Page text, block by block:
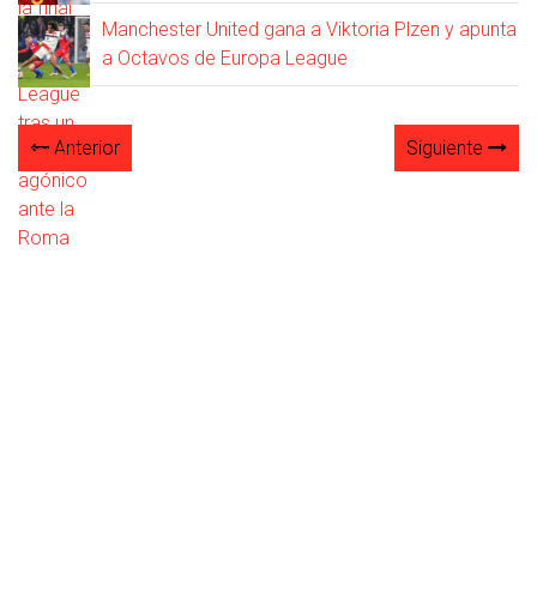
Manchester United gana a Viktoria Plzen y apunta
a Octavos de Europa League
Anterior Siguiente